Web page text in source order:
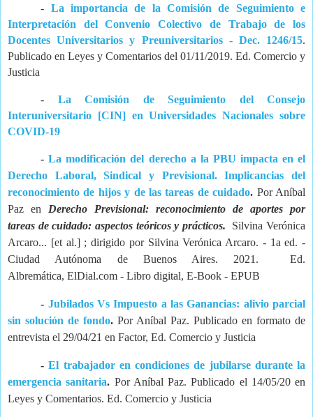
- La importancia de la Comisión de Seguimiento e
Interpretación del Convenio Colectivo de Trabajo de los
Docentes Universitarios y Preuniversitarios - Dec. 1246/15.
Publicado en Leyes y Comentarios del 01/11/2019. Ed. Comercio y
Justicia
- La Comisión de Seguimiento del Consejo
Interuniversitario [CIN] en Universidades Nacionales sobre
COVID-19
-La modificación del derecho a la PBU impacta en el
Derecho Laboral, Sindical y Previsional. Implicancias del
reconocimiento de hijos y de las tareas de cuidado. Por Aníbal
Paz en Derecho Previsional: reconocimiento de aportes por
tareas de cuidado: aspectos teóricos y prácticos.
Silvina Verónica
Arcaro... [et al.] ; dirigido por Silvina Verónica Arcaro. - 1a ed. -
Ciudad Autónoma de Buenos Aires. 2021. Ed.
Albremática, ElDial.com - Libro digital, E-Book - EPUB
- Jubilados Vs Impuesto a las Ganancias: alivio parcial
sin solución de fondo. Por Aníbal Paz. Publicado en formato de
entrevista el 29/04/21 en Factor, Ed. Comercio y Justicia
-El trabajador en condiciones de jubilarse durante la
emergencia sanitaria. Por Aníbal Paz. Publicado el 14/05/20 en
Leyes y Comentarios. Ed. Comercio y Justicia